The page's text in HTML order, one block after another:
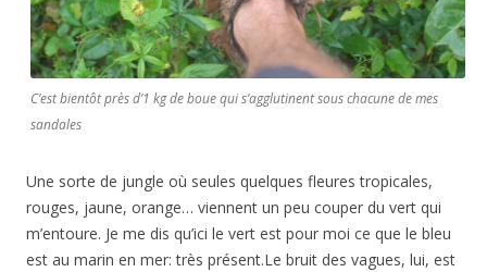
C’est bientôt près d’1 kg de boue qui s’agglutinent sous chacune de mes
sandales
Une sorte de jungle où seules quelques fleures tropicales,
rouges, jaune, orange… viennent un peu couper du vert qui
m’entoure. Je me dis qu’ici le vert est pour moi ce que le bleu
est au marin en mer: très présent.Le bruit des vagues, lui, est